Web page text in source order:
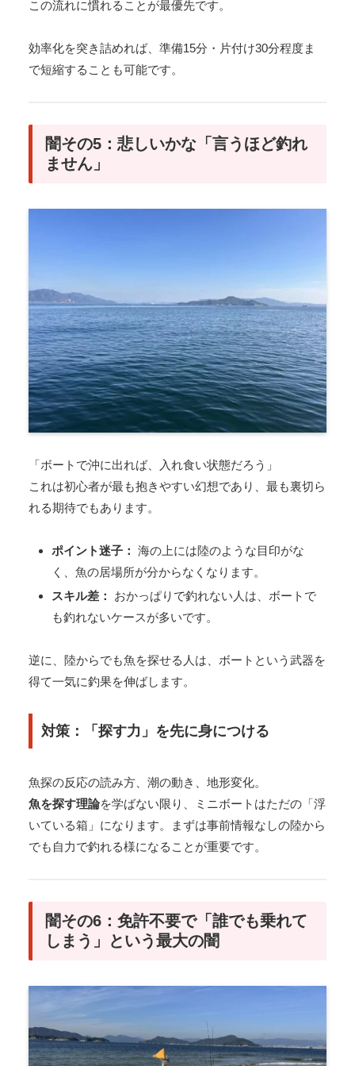
この流れに慣れることが最優先です。
効率化を突き詰めれば、準備15分・片付け30分程度ま
で短縮することも可能です。
闇その5：悲しいかな「言うほど釣れ
ません」
「ボートで沖に出れば、入れ食い状態だろう」
これは初心者が最も抱きやすい幻想であり、最も裏切ら
れる期待でもあります。
ポイント迷子： 海の上には陸のような目印がな
く、魚の居場所が分からなくなります。
スキル差：
おかっぱりで釣れない人は、ボートで
も釣れないケースが多いです。
逆に、陸からでも魚を探せる人は、ボートという武器を
得て一気に釣果を伸ばします。
対策：「探す力」を先に身につける
魚探の反応の読み方、潮の動き、地形変化。
魚を探す理論を学ばない限り、ミニボートはただの「浮
いている箱」になります。まずは事前情報なしの陸から
でも自力で釣れる様になることが重要です。
闇その6：免許不要で「誰でも乗れて
しまう」という最大の闇